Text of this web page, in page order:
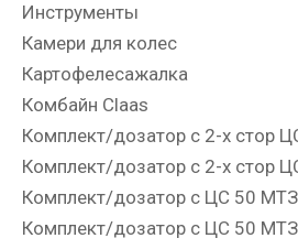
Инструменты
Камери для колес
Картофелесажалка
Комбайн Claas
Комплект/дозатор с 2-х стор
Комплект/дозатор с 2-х стор
Комплект/дозатор с ЦС 50
Комплект/дозатор с ЦС 50